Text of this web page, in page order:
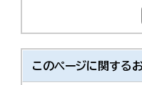
このページに関する